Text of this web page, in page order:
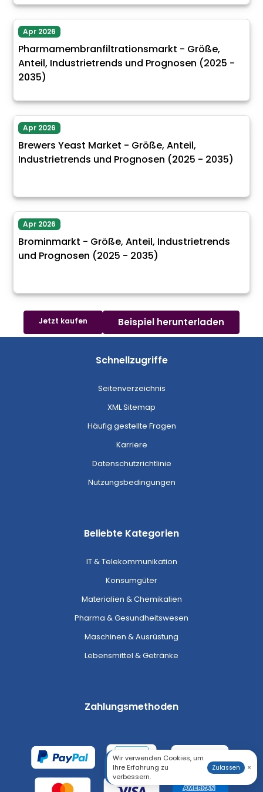
Apr 2026
Pharmamembranfiltrationsmarkt - Größe,
Anteil, Industrietrends und Prognosen (2025 -
2035)
Apr 2026
Brewers Yeast Market - Größe, Anteil,
Industrietrends und Prognosen (2025 - 2035)
Apr 2026
Brominmarkt - Größe, Anteil, Industrietrends
und Prognosen (2025 - 2035)
Jetzt kaufen Beispiel herunterladen
Schnellzugriffe
Seitenverzeichnis
XML Sitemap
Häufig gestellte Fragen
Karriere
Datenschutzrichtlinie
Nutzungsbedingungen
Beliebte Kategorien
IT & Telekommunikation
Konsumgüter
Materialien & Chemikalien
Pharma & Gesundheitswesen
Maschinen & Ausrüstung
Lebensmittel & Getränke
Zahlungsmethoden
Wir verwenden Cookies, um
Ihre Erfahrung zu
verbessern.
Zulassen ×